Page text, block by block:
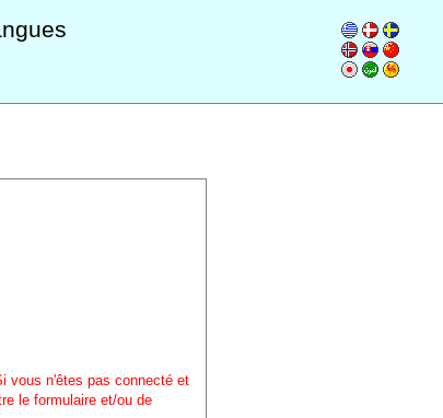
vous n'êtes pas connecté et
le formulaire et/ou de